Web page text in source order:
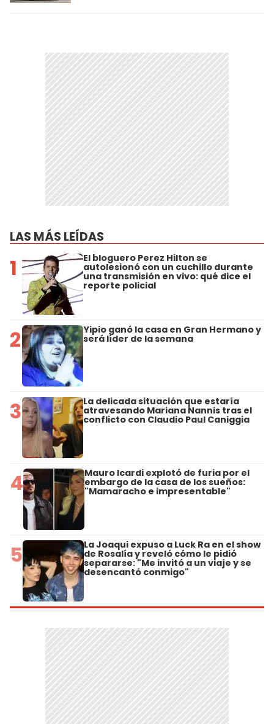
LAS MÁS LEÍDAS
1 El bloguero Perez Hilton se
autolesionó con un cuchillo durante
una transmisión en vivo: qué dice el
reporte policial
2 Yipio ganó la casa en Gran Hermano y
será líder de la semana
3 La delicada situación que estaría
atravesando Mariana Nannis tras el
conflicto con Claudio Paul Caniggia
4 Mauro Icardi explotó de furia por el
embargo de la casa de los sueños:
"Mamaracho e impresentable"
5 La Joaqui expuso a Luck Ra en el show
de Rosalía y reveló cómo le pidió
separarse: "Me invitó a un viaje y se
desencantó conmigo"